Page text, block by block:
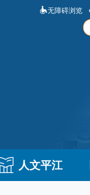
无障碍浏览
人文平江